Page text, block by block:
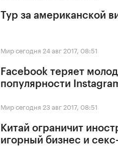
Тур за американской
Мир сегодня 24 авг 2017, 08:51
Facebook теряет
популярности
Мир сегодня 23 авг 2017, 08:51
Китай ограничит
игорный бизнес и